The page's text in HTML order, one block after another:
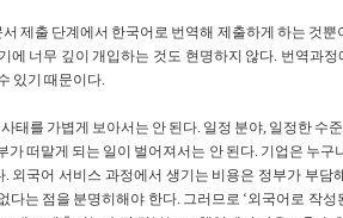
제출 단계에서 한국어로 번역해 제출하게 하는 것
에 너무 깊이 개입하는 것도 현명하지 않다. 번역과
있기 때문이다.
태를 가볍게 보아서는 안 된다. 일정 분야, 일정한 수
가 떠맡게 되는 일이 벌어져서는 안 된다. 기업은 누구
외국어 서비스 과정에서 생기는 비용은 정부가 부담
다는 점을 분명히해야 한다. 그러므로 ‘외국어로 작